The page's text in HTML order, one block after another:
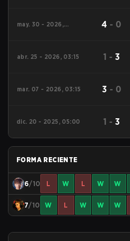
may. 30 - 2026,
4 - 0
abr. 25 - 2026, 03:15 1 - 3
mar. 07 - 2026, 03:15 3 - 0
dic. 20 - 2025, 05:00 1 - 3
FORMA RECIENTE
6/10 L W L W W
7/10 W L W W W